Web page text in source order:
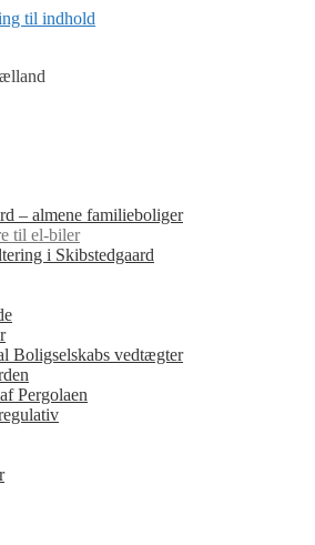
til indhold
– almene familieboliger
til el-biler
i Skibstedgaard
Boligselskabs vedtægter
Pergolaen